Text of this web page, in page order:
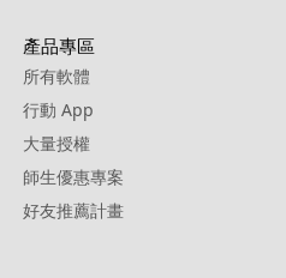
產品專區
所有軟體
行動 App
大量授權
師生優惠專案
好友推薦計畫